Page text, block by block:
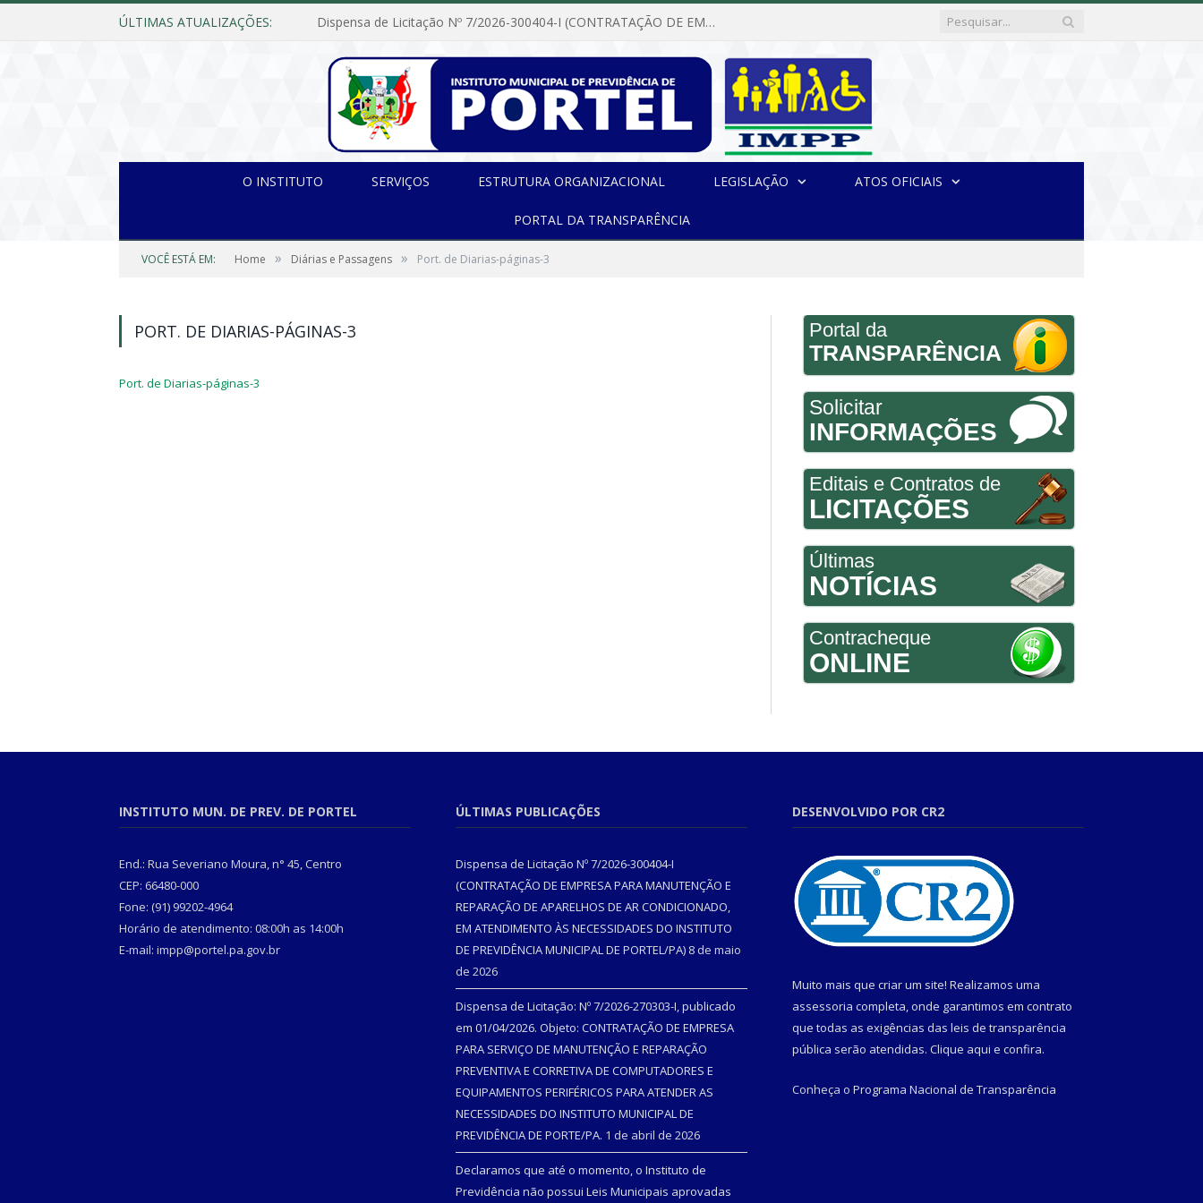
ÚLTIMAS ATUALIZAÇÕES: Dispensa de Licitação Nº 7/2026-300404-I (CONTRATAÇÃO DE EMPRESA PARA MANUTENÇÃO E REPARAÇÃO DE APARELHOS DE AR CONDICIONADO, EM ATENDIMENTO ÀS NECESSIDADES DO INSTITUTO DE PREVIDÊNCIA MUNICIPAL DE PORTEL/PA)
O INSTITUTO SERVIÇOS ESTRUTURA ORGANIZACIONAL LEGISLAÇÃO ATOS OFICIAIS
PORTAL DA TRANSPARÊNCIA
VOCÊ ESTÁ EM: Home » Diárias e Passagens » Port. de Diarias-páginas-3
PORT. DE DIARIAS-PÁGINAS-3
Port. de Diarias-páginas-3
Portal da
TRANSPARÊNCIA
Solicitar
INFORMAÇÕES
Editais e Contratos de
LICITAÇÕES
Últimas
NOTÍCIAS
Contracheque
ONLINE
INSTITUTO MUN. DE PREV. DE PORTEL
End.: Rua Severiano Moura, n° 45, Centro
CEP: 66480-000
Fone: (91) 99202-4964
Horário de atendimento: 08:00h as 14:00h
E-mail: impp@portel.pa.gov.br
ÚLTIMAS PUBLICAÇÕES
Dispensa de Licitação Nº 7/2026-300404-I
(CONTRATAÇÃO DE EMPRESA PARA MANUTENÇÃO E
REPARAÇÃO DE APARELHOS DE AR CONDICIONADO,
EM ATENDIMENTO ÀS NECESSIDADES DO INSTITUTO
DE PREVIDÊNCIA MUNICIPAL DE PORTEL/PA) 8 de maio
de 2026
Dispensa de Licitação: Nº 7/2026-270303-I, publicado
em 01/04/2026. Objeto: CONTRATAÇÃO DE EMPRESA
PARA SERVIÇO DE MANUTENÇÃO E REPARAÇÃO
PREVENTIVA E CORRETIVA DE COMPUTADORES E
EQUIPAMENTOS PERIFÉRICOS PARA ATENDER AS
NECESSIDADES DO INSTITUTO MUNICIPAL DE
PREVIDÊNCIA DE PORTE/PA. 1 de abril de 2026
Declaramos que até o momento, o Instituto de
Previdência não possui Leis Municipais aprovadas
DESENVOLVIDO POR CR2
Muito mais que criar um site! Realizamos uma
assessoria completa, onde garantimos em contrato
que todas as exigências das leis de transparência
pública serão atendidas. Clique aqui e confira.
Conheça o Programa Nacional de Transparência